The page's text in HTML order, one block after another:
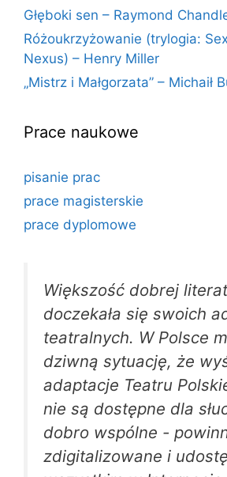
Głęboki sen – Raymond
Różoukrzyżowanie (trylogia:
Nexus) – Henry Miller
„Mistrz i Małgorzata” – Michaił
Prace naukowe
pisanie prac
prace magisterskie
prace dyplomowe
Większość dobrej
doczekała się swoich
teatralnych. W Polsce
dziwną sytuację, że
adaptacje Teatru
nie są dostępne dla
dobro wspólne -
zdigitalizowane i